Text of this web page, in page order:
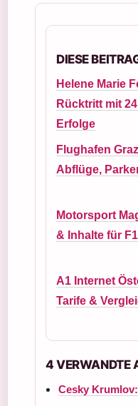
DIESE
Helene Marie
Rücktritt mit
Erfolge
Flughafen
Abflüge,
Motorsport
& Inhalte für
A1 Internet
Tarife &
4 VERWANDTE
Cesky